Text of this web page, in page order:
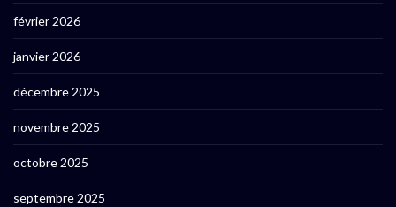
février 2026
janvier 2026
décembre 2025
novembre 2025
octobre 2025
septembre 2025